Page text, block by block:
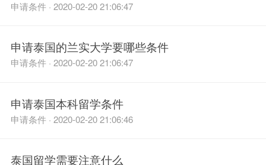
申请条件 · 2020-02-20 21:06:47
申请泰国的兰实大学要哪些条件
申请条件 · 2020-02-20 21:06:47
申请泰国本科留学条件
申请条件 · 2020-02-20 21:06:46
泰国留学需要注意什么